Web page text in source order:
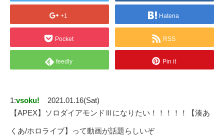
+1 Hatena
Pocket RSS
feedly Pin it
1:vsoku!
2021.01.16(Sat)
【APEX】ソロダイアモンドⅢになりたい！！！！！【湊あ
くあ/ホロライブ】って動画が話題らしいぞ